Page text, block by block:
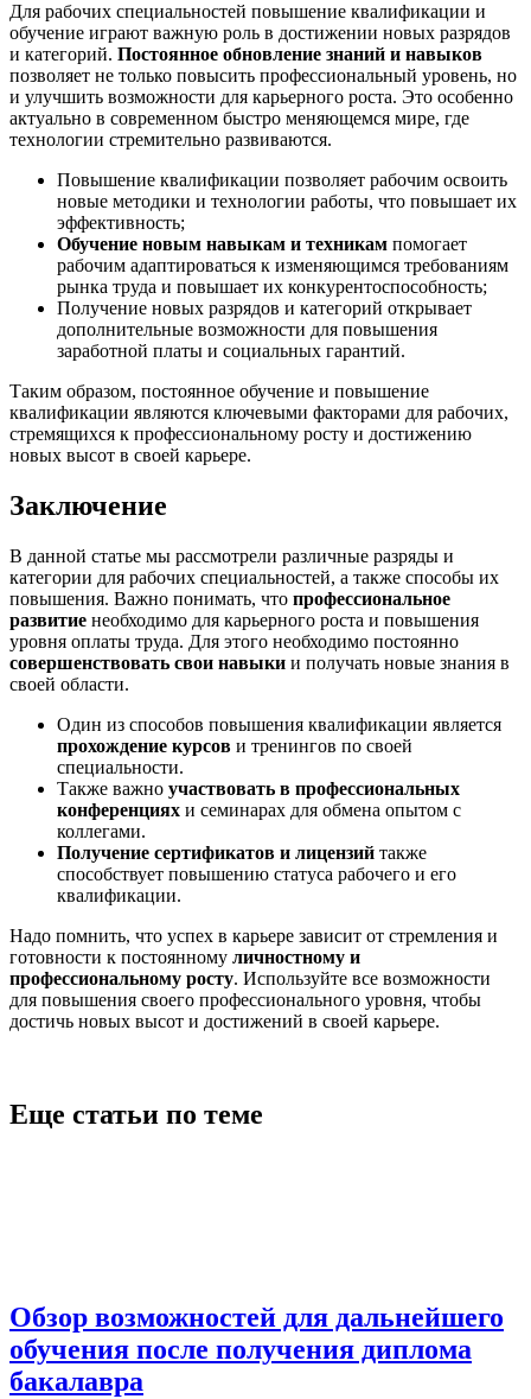
Для рабочих специальностей повышение квалификации и
обучение играют важную роль в достижении новых разрядов
и категорий. Постоянное обновление знаний и навыков
позволяет не только повысить профессиональный уровень, но
и улучшить возможности для карьерного роста. Это особенно
актуально в современном быстро меняющемся мире, где
технологии стремительно развиваются.
Повышение квалификации позволяет рабочим освоить
новые методики и технологии работы, что повышает их
эффективность;
Обучение новым навыкам и техникам помогает
рабочим адаптироваться к изменяющимся требованиям
рынка труда и повышает их конкурентоспособность;
Получение новых разрядов и категорий открывает
дополнительные возможности для повышения
заработной платы и социальных гарантий.
Таким образом, постоянное обучение и повышение
квалификации являются ключевыми факторами для рабочих,
стремящихся к профессиональному росту и достижению
новых высот в своей карьере.
Заключение
В данной статье мы рассмотрели различные разряды и
категории для рабочих специальностей, а также способы их
повышения. Важно понимать, что профессиональное
развитие необходимо для карьерного роста и повышения
уровня оплаты труда. Для этого необходимо постоянно
совершенствовать свои навыки и получать новые знания в
своей области.
Один из способов повышения квалификации является
прохождение курсов и тренингов по своей
специальности.
Также важно участвовать в профессиональных
конференциях и семинарах для обмена опытом с
коллегами.
Получение сертификатов и лицензий также
способствует повышению статуса рабочего и его
квалификации.
Надо помнить, что успех в карьере зависит от стремления и
готовности к постоянному личностному и
профессиональному росту. Используйте все возможности
для повышения своего профессионального уровня, чтобы
достичь новых высот и достижений в своей карьере.
Еще статьи по теме
Обзор возможностей для дальнейшего
обучения после получения диплома
бакалавра